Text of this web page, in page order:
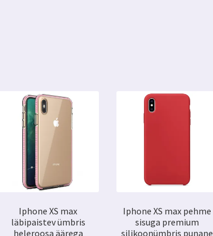
Iphone XS max
läbipaistev ümbris
heleroosa äärega
Iphone XS max pehme
sisuga premium
silikoonümbris punane